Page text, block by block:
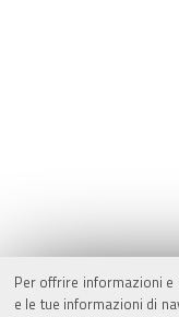
Per offrire informazioni
e le tue informazioni di